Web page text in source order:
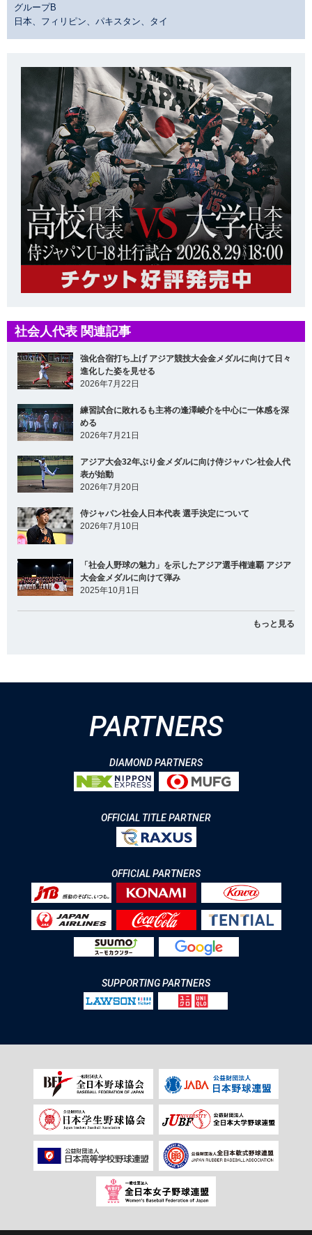
グループB
日本、フィリピン、パキスタン、タイ
社会人代表 関連記事
強化合宿打ち上げ アジア競技大会金メダルに向けて日々
進化した姿を見せる
2026年7月22日
練習試合に敗れるも主将の逢澤崚介を中心に一体感を深
める
2026年7月21日
アジア大会32年ぶり金メダルに向け侍ジャパン社会人代
表が始動
2026年7月20日
侍ジャパン社会人日本代表 選手決定について
2026年7月10日
「社会人野球の魅力」を示したアジア選手権連覇 アジア
大会金メダルに向けて弾み
2025年10月1日
もっと見る
PARTNERS
DIAMOND PARTNERS
OFFICIAL TITLE PARTNER
OFFICIAL PARTNERS
SUPPORTING PARTNERS